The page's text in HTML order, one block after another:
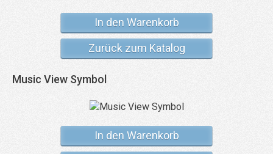
In den Warenkorb
Zurück zum Katalog
Music View Symbol
In den Warenkorb